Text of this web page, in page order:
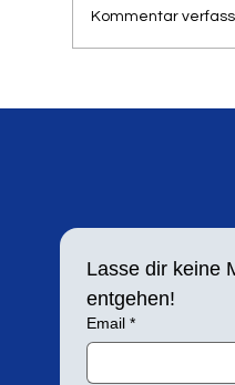
Kommentar
Lasse dir keine
entgehen!
Email *